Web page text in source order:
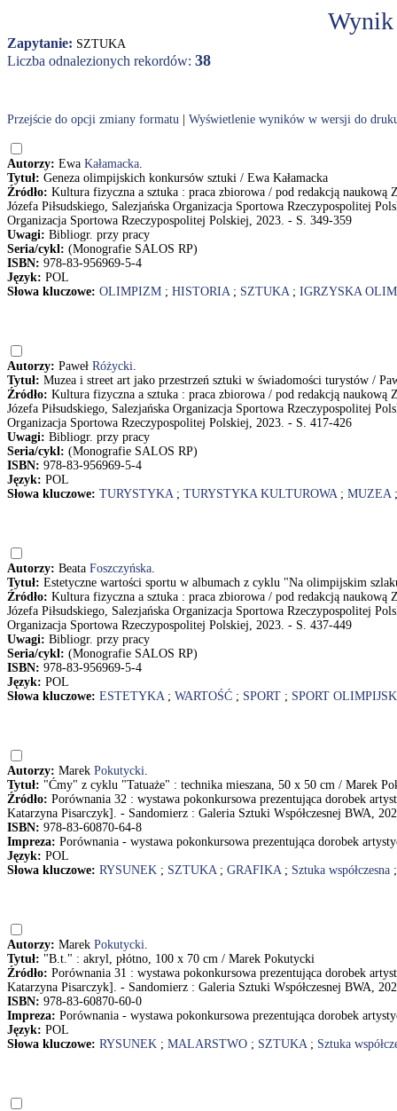
Zapytanie: SZTUKA
Liczba odnalezionych rekordów: 38
Przejście do opcji zmiany formatu Wyświetlenie wyników w wersji do
Autorzy: Ewa Kałamacka.
Tytuł: Geneza olimpijskich konkursów sztuki / Ewa Kałamacka
Źródło: Kultura fizyczna a sztuka : praca zbiorowa / pod redakcją
Józefa Piłsudskiego, Salezjańska Organizacja Sportowa Rzeczypospolitej
Organizacja Sportowa Rzeczypospolitej Polskiej, 2023. - S. 349-359
Uwagi: Bibliogr. przy pracy
Seria/cykl: (Monografie SALOS RP)
ISBN: 978-83-956969-5-4
Język: POL
Słowa kluczowe: OLIMPIZM ; HISTORIA; SZTUKA; IGRZYSKA
Autorzy: Paweł Różycki.
Tytuł: Muzea i street art jako przestrzeń sztuki w świadomości turystów /
Źródło: Kultura fizyczna a sztuka : praca zbiorowa / pod redakcją
Józefa Piłsudskiego, Salezjańska Organizacja Sportowa Rzeczypospolitej
Organizacja Sportowa Rzeczypospolitej Polskiej, 2023. - S. 417-426
Uwagi: Bibliogr. przy pracy
Seria/cykl: (Monografie SALOS RP)
ISBN: 978-83-956969-5-4
Język: POL
Słowa kluczowe: TURYSTYKA; TURYSTYKA KULTUROWA; MUZEA
Autorzy: Beata Foszczyńska.
Tytuł: Estetyczne wartości sportu w albumach z cyklu "Na olimpijskim
Źródło: Kultura fizyczna a sztuka : praca zbiorowa / pod redakcją
Józefa Piłsudskiego, Salezjańska Organizacja Sportowa Rzeczypospolitej
Organizacja Sportowa Rzeczypospolitej Polskiej, 2023. - S. 437-449
Uwagi: Bibliogr. przy pracy
Seria/cykl: (Monografie SALOS RP)
ISBN: 978-83-956969-5-4
Język: POL
Słowa kluczowe: ESTETYKA; WARTOŚĆ ; SPORT ; SPORT
Autorzy: Marek Pokutycki.
Tytuł: "Ćmy" z cyklu "Tatuaże" : technika mieszana, 50 x 50 cm / Marek
Źródło: Porównania 32 : wystawa pokonkursowa prezentująca dorobek
Katarzyna Pisarczyk]. - Sandomierz : Galeria Sztuki Współczesnej BWA,
ISBN: 978-83-60870-64-8
Impreza: Porównania - wystawa pokonkursowa prezentująca dorobek
Język: POL
Słowa kluczowe: RYSUNEK ; SZTUKA; GRAFIKA; Sztuka współczesna
Autorzy: Marek Pokutycki.
Tytuł: "B.t." : akryl, płótno, 100 x 70 cm / Marek Pokutycki
Źródło: Porównania 31 : wystawa pokonkursowa prezentująca dorobek
Katarzyna Pisarczyk]. - Sandomierz : Galeria Sztuki Współczesnej BWA,
ISBN: 978-83-60870-60-0
Impreza: Porównania - wystawa pokonkursowa prezentująca dorobek
Język: POL
Słowa kluczowe: RYSUNEK ; MALARSTWO ; SZTUKA; Sztuka